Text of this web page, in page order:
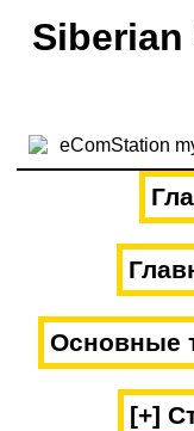
Siberian
Основные
[+]